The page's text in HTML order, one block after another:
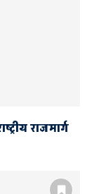
राजमार्ग